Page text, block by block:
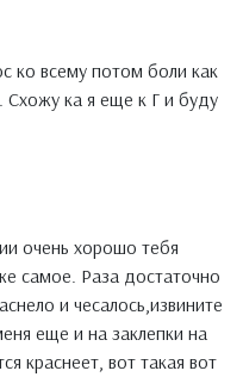
ко всему потом боли как
Схожу ка я еще к Г и буду
очень хорошо тебя
самое. Раза достаточно
и чесалось,извините
еще и на заклепки на
краснеет, вот такая вот